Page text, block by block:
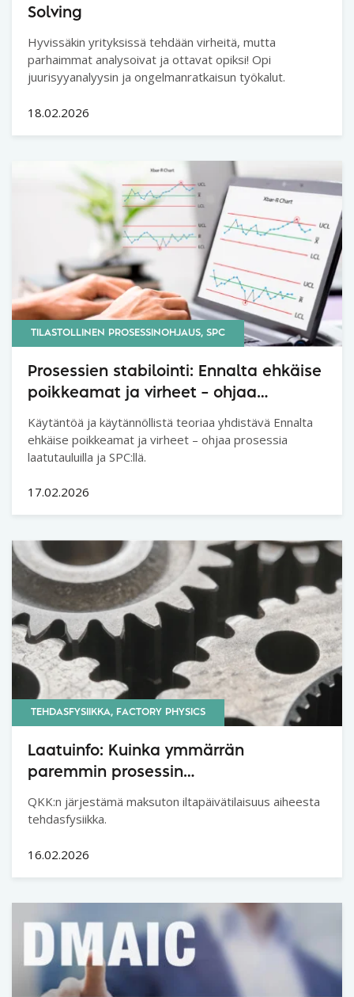
Solving
Hyvissäkin yrityksissä tehdään virheitä, mutta
parhaimmat analysoivat ja ottavat opiksi! Opi
juurisyyanalyysin ja ongelmanratkaisun työkalut.
18.02.2026
TILASTOLLINEN PROSESSINOHJAUS, SPC
Prosessien stabilointi: Ennalta ehkäise
poikkeamat ja virheet – ohjaa
Käytäntöä ja käytännöllistä teoriaa yhdistävä Ennalta
ehkäise poikkeamat ja virheet – ohjaa prosessia
laatutauluilla ja SPC:llä.
17.02.2026
TEHDASFYSIIKKA, FACTORY PHYSICS
Laatuinfo: Kuinka ymmärrän
paremmin prosessin
lainalaisuudet – Tehdasfysiikka
QKK:n järjestämä maksuton iltapäivätilaisuus aiheesta
tehdasfysiikka.
16.02.2026